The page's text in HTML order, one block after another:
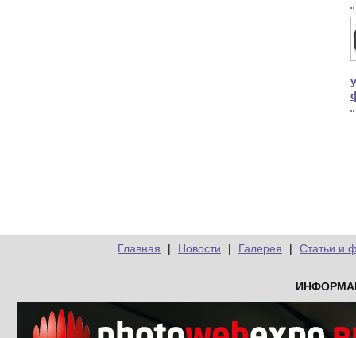
Главная | Новости | Галерея | Статьи и